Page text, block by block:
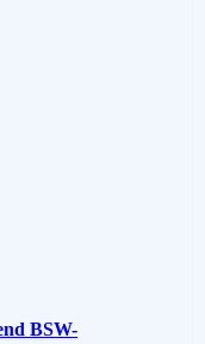
BSW-